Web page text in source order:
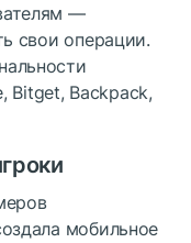
—
свои операции.
Bitget, Backpack,
мобильное